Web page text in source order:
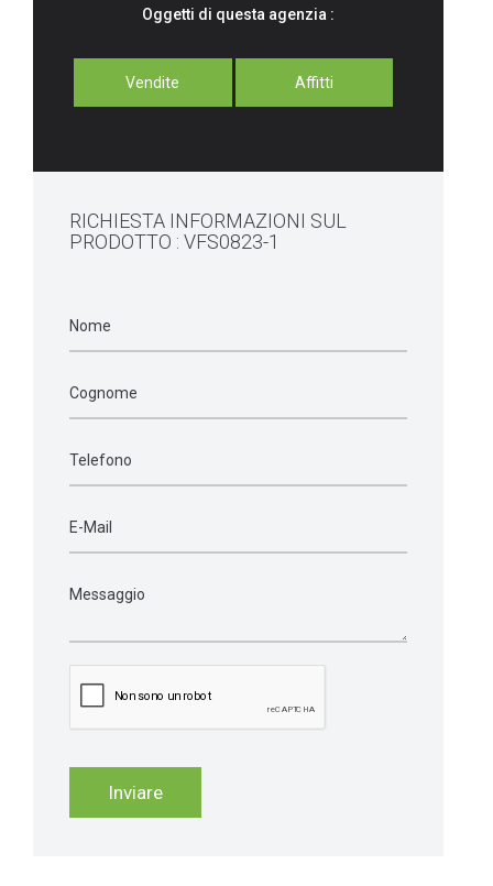
Oggetti di questa agenzia :
Vendite Affitti
RICHIESTA INFORMAZIONI SUL
PRODOTTO : VFS0823-1